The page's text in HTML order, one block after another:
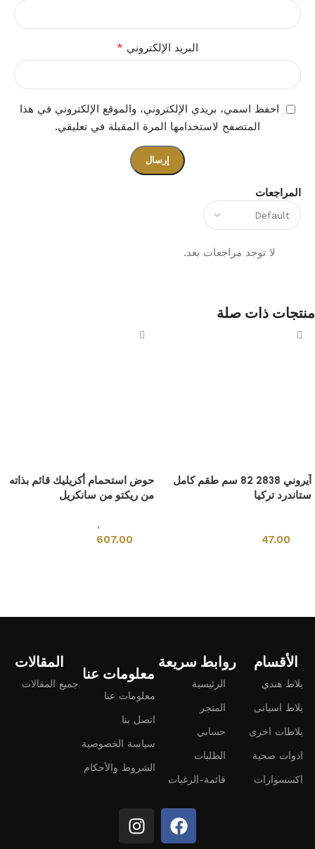
المراجعات
لا توجد مراجعات بعد.
البريد الإلكتروني *
احفظ اسمي، بريدي الإلكتروني، والموقع الإلكتروني في هذا
المتصفح لاستخدامها المرة المقبلة في تعليقي.
منتجات ذات صلة
آيروني 2838 82 سم طقم كامل
ستاندرد تركيا
47.00
حوض استحمام أكريليك قائم بذاته
من ريكتو من سانكريل
,
607.00
المقالات
جميع المقالات
معلومات عنا
معلومات عنا
اتصل بنا
سياسة الخصوصية
الشروط والأحكام
روابط سريعة
الرئيسية
المتجر
حسابي
الطلبات
قائمة-الرغبات
الأقسام
بلاط هندي
بلاط اسبانى
بلاطات اخرى
ادوات صحية
اكسسوارات